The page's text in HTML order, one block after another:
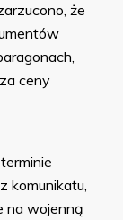
że
ceny
komunikatu,
na wojenną